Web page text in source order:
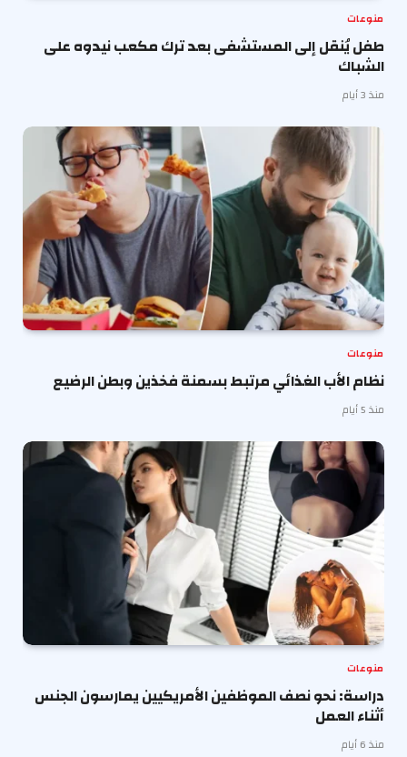
منوعات
طفل يُنقل إلى المستشفى بعد ترك مكعب نيدوه على
الشباك
منذ 3 أيام
منوعات
نظام الأب الغذائي مرتبط بسمنة فخذين وبطن الرضيع
منذ 5 أيام
منوعات
دراسة: نحو نصف الموظفين الأمريكيين يمارسون الجنس
أثناء العمل
منذ 6 أيام